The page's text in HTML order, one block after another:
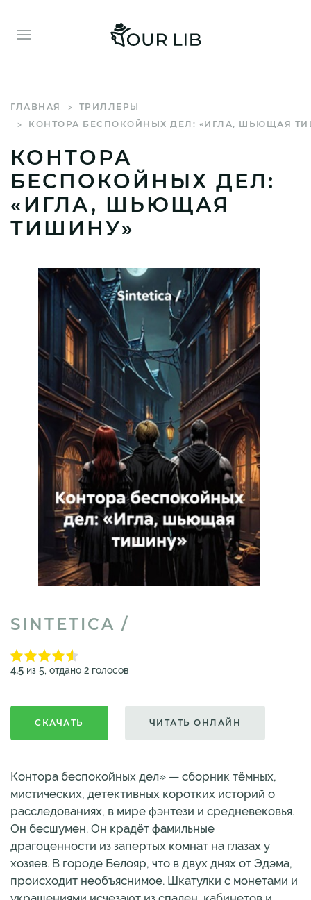
ГЛАВНАЯ
ТРИЛЛЕРЫ
КОНТОРА БЕСПОКОЙНЫХ ДЕЛ: «ИГЛА, ШЬЮЩАЯ
КОНТОРА
БЕСПОКОЙНЫХ ДЕЛ:
«ИГЛА, ШЬЮЩАЯ
ТИШИНУ»
SINTETICA /
4.5 из 5, отдано 2 голосов
СКАЧАТЬ ЧИТАТЬ ОНЛАЙН
Контора беспокойных дел» — сборник тёмных,
мистических, детективных коротких историй о
расследованиях, в мире фэнтези и средневековья.
Он бесшумен. Он крадёт фамильные
драгоценности из запертых комнат на глазах у
хозяев. В городе Белояр, что в двух днях от Эдэма,
происходит необъяснимое. Шкатулки с монетами и